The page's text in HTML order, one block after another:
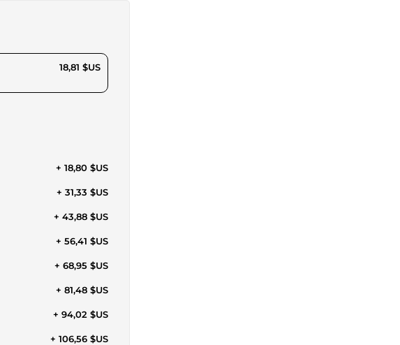
18,81 $US
+ 18,80 $US
+ 31,33 $US
+ 43,88 $US
+ 56,41 $US
+ 68,95 $US
+ 81,48 $US
+ 94,02 $US
+ 106,56 $US